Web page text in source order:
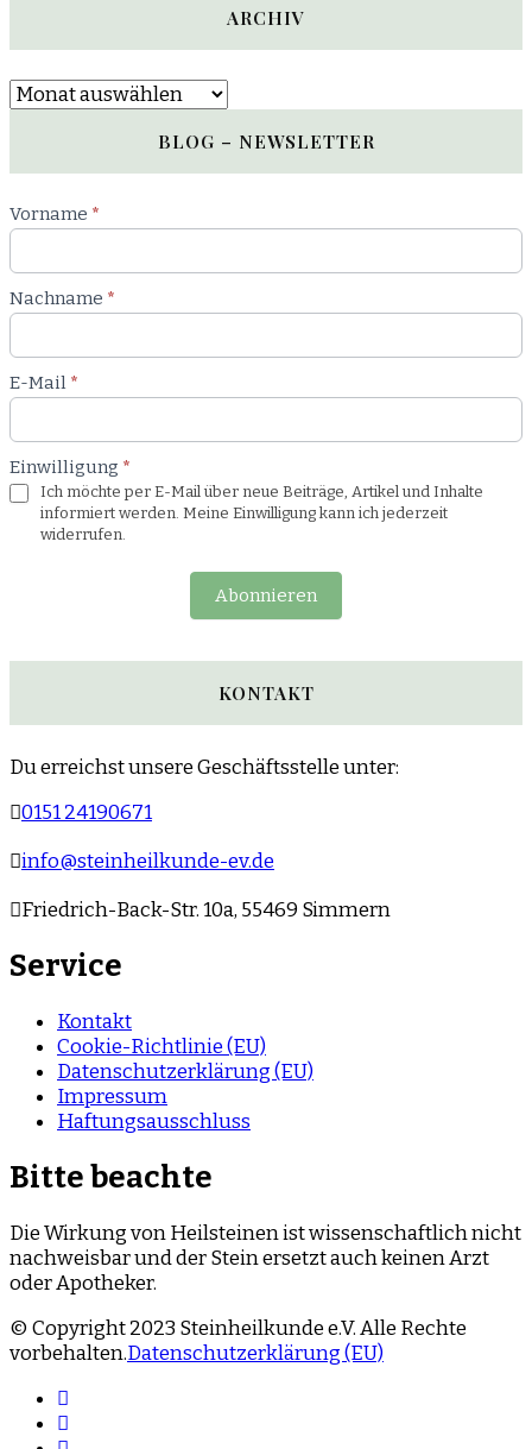
ARCHIV
Archiv
BLOG – NEWSLETTER
Newsletter
Blog
Vorname *
Nachname *
E-Mail *
Einwilligung *
Ich möchte per E-Mail über neue Beiträge, Artikel und Inhalte
informiert werden. Meine Einwilligung kann ich jederzeit
widerrufen.
Abonnieren
KONTAKT
Du erreichst unsere Geschäftsstelle unter:
0151 24190671
info@steinheilkunde-ev.de
Friedrich-Back-Str. 10a, 55469 Simmern
Service
Kontakt
Cookie-Richtlinie (EU)
Datenschutzerklärung (EU)
Impressum
Haftungsausschluss
Bitte beachte
Die Wirkung von Heilsteinen ist wissenschaftlich nicht
nachweisbar und der Stein ersetzt auch keinen Arzt
oder Apotheker.
© Copyright 2023 Steinheilkunde e.V. Alle Rechte
vorbehalten.Datenschutzerklärung (EU)